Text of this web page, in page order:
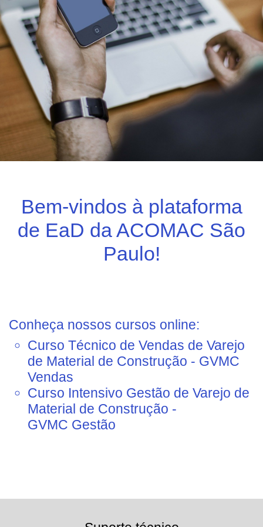
Bem-vindos à plataforma
de EaD da ACOMAC São
Paulo!
Conheça nossos cursos online:
Curso Técnico de Vendas de Varejo
de Material de Construção - GVMC
Vendas
Curso Intensivo Gestão de Varejo de
Material de Construção -
GVMC Gestão